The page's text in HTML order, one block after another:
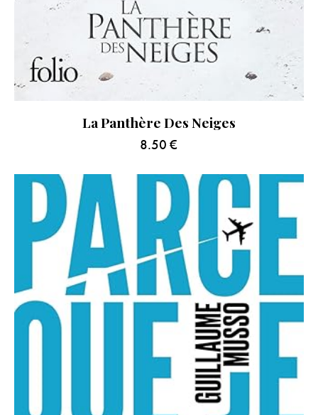
La Panthère Des Neiges
8.50 €